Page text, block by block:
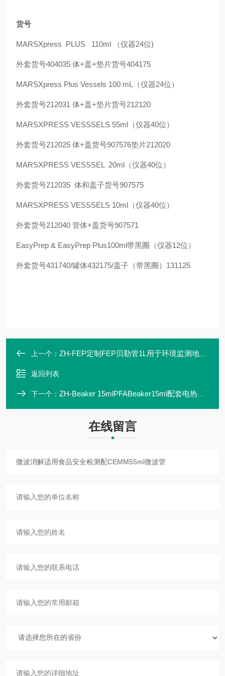
货号
MARSXpress PLUS 110ml （仪器24位)
外套货号404035 体+盖+垫片货号404175
MARSXpress Plus Vessels 100 mL（仪器24位）
外套货号212031 体+盖+垫片货号212120
MARSXPRESS VESSSELS 55ml（仪器40位）
外套货号212025 体+盖货号907576垫片212020
MARSXPRESS VESSSEL 20ml（仪器40位）
外套货号212035 体和盖子货号907575
MARSXPRESS VESSSELS 10ml（仪器40位）
外套货号212040 管体+盖货号907571
EasyPrep & EasyPrep Plus100ml带黑圈（仪器12位）
外套货号431740/罐体432175/盖子（带黑圈）131125
上一个： ZH-FEP定制FEP贝勒管1L用于环境监测地下水取样
返回列表
下一个： ZH-Beaker 15mlPFABeaker15ml配套电热板大批量处理样品
在线留言